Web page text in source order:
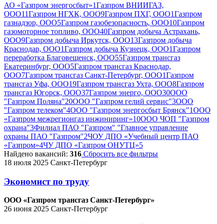
АО «Газпром энергосбыт»1Газпром ВНИИГАЗ,
ООО11Газпром НГХК, ООО9Газпром ПХГ, ООО1Газпром
газнадзор, ООО5Газпром газобезопасность, ООО10Газпром
газомоторное топливо, ООО40Газпром добыча Астрахань,
ООО9Газпром добыча Иркутск, ООО13Газпром добыча
Краснодар, ООО1Газпром добыча Кузнецк, ООО1Газпром
переработка Благовещенск, ООО55Газпром трансгаз
Екатеринбург, ООО5Газпром трансгаз Краснодар,
ООО7Газпром трансгаз Санкт-Петербург, ООО1Газпром
трансгаз Уфа, ООО19Газпром трансгаз Ухта, ООО8Газпром
трансгаз Югорск, ООО37Газпром энерго, ООО30ООО
"Газпром Поляна"20ООО "Газпром гелий сервис"3ООО
"Газпром телеком"4ООО "Газпром энергосбыт Брянск"1ООО
«Газпром межрегионгаз инжиниринг»10ООО ЧОП "Газпром
охрана"3Филиал ПАО "Газпром" "Главное управление
охраны ПАО "Газпром"2ЧОУ ДПО «Учебный центр ПАО
«Газпром»4ЧУ ДПО «Газпром ОНУТЦ»5
Найдено вакансий: 316 Сбросить все фильтры
18 июля 2025 Санкт-Петербург
Экономист по труду
ООО «Газпром трансгаз Санкт-Петербург»
26 июня 2025 Санкт-Петербург